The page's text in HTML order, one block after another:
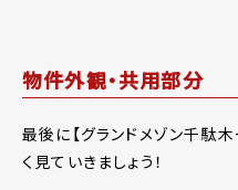
物件外観・共用部分
最後に【グランドメゾン千駄
く見ていきましょう！